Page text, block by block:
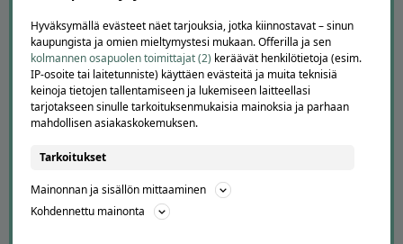
APUA JA NEUVOJA
Peruuta tilaus
Asiakaspalvelu
Kuinka Offerilla toimii
Usein kysytyt kysymykset
Suosittele Offerillaa
TUTUSTU MEIHIN
Tietoa meistä
Ajankohtaista
Hyväksymällä evästeet näet tarjouksia, jotka kiinnostavat – sinun
kaupungista ja omien mieltymystesi mukaan. Offerilla ja sen
kolmannen osapuolen toimittajat (2) keräävät henkilötietoja (esim.
IP-osoite tai laitetunniste) käyttäen evästeitä ja muita teknisiä
keinoja tietojen tallentamiseen ja lukemiseen laitteellasi
tarjotakseen sinulle tarkoituksenmukaisia mainoksia ja parhaan
mahdollisen asiakaskokemuksen.
Tarkoitukset
Mainonnan ja sisällön mittaaminen
Kohdennettu mainonta